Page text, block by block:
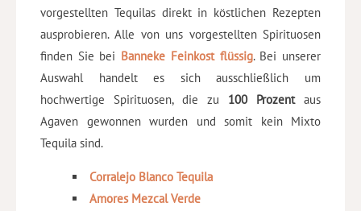
vorgestellten Tequilas direkt in köstlichen Rezepten
ausprobieren. Alle von uns vorgestellten Spirituosen
finden Sie bei Banneke Feinkost flüssig. Bei unserer
Auswahl handelt es sich ausschließlich um
hochwertige Spirituosen, die zu 100 Prozentaus
Agaven gewonnen wurden und somit kein Mixto
Tequila sind.
Corralejo Blanco Tequila
Amores Mezcal Verde